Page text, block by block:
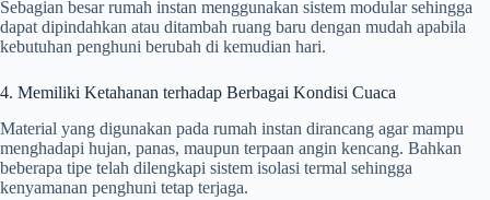
Sebagian besar rumah instan menggunakan sistem modular sehingga
dapat dipindahkan atau ditambah ruang baru dengan mudah apabila
kebutuhan penghuni berubah di kemudian hari.
4. Memiliki Ketahanan terhadap Berbagai Kondisi Cuaca
Material yang digunakan pada rumah instan dirancang agar mampu
menghadapi hujan, panas, maupun terpaan angin kencang. Bahkan
beberapa tipe telah dilengkapi sistem isolasi termal sehingga
kenyamanan penghuni tetap terjaga.